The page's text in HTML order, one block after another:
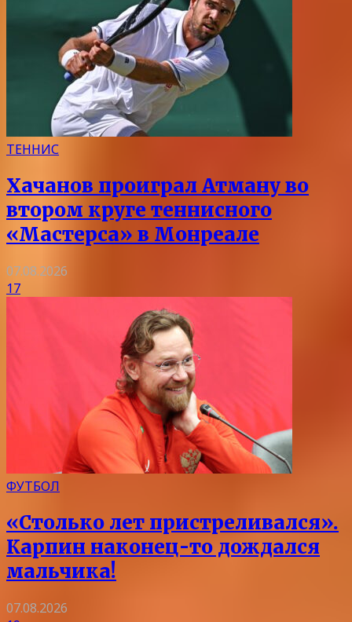
ТЕННИС
Хачанов проиграл Атману во
втором круге теннисного
«Мастерса» в Монреале
07.08.2026
17
ФУТБОЛ
«Столько лет пристреливался».
Карпин наконец-то дождался
мальчика!
07.08.2026